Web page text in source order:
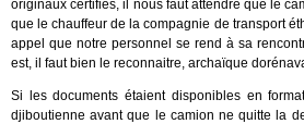
originaux certifiés, il nous faut attendre que le
que le chauffeur de la compagnie de transport
appel que notre personnel se rend à sa
est, il faut bien le reconnaitre, archaïque
Si les documents étaient disponibles en
djiboutienne avant que le camion ne quitte la